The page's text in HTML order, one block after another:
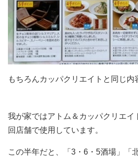
もちろんカッパクリエイトと同じ内
我が家ではアトム＆カッパクリエイ
回店舗で使用しています。
この半年だと、「3・6・5酒場」「